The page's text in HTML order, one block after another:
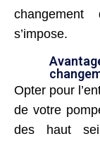
s’impose.
Opter pour
de votre
des haut